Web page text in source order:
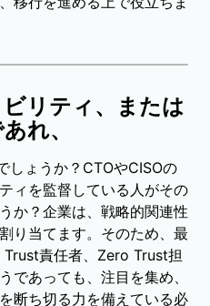
リティ、または
れ、
しょうか？CTOやCISOの
ィを監督している人がその
か？企業は、戦略的関連性
り当てます。そのため、最
責任者、Zero Trust担
であっても、注目を集め、
断ち切る力を備えている必